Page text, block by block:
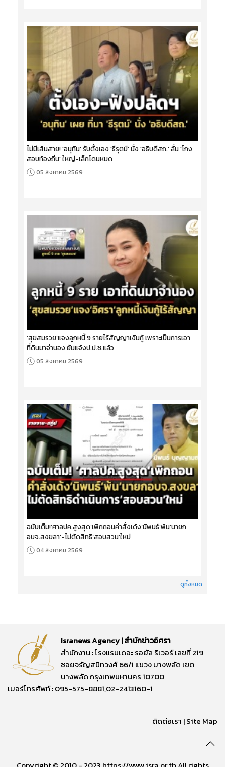
ไม่มีเส้นสาย! 'อนุทิน' รับตั้งเอง 'ธีรุตม์' นั่ง 'อธิบดีสถ.' ลั่น 'โกง
สอบท้องถิ่น' ใหญ่-เล็กโดนหมด
05 สิงหาคม 2569
‘สุขสมรวย’แจงลูกหนี้ 9 รายไร้สัญญาเงินกู้ เพราะเป็นการเอา
ที่ดินมาจำนอง ยันแจ้งป.ป.ช.แล้ว
05 สิงหาคม 2569
ฉบับเต็ม!‘ศาลปค.สูงสุด’เพิกถอนคำสั่งเด้ง‘นิพนธ์’พ้น‘นายก
อบจ.สงขลา’-ไม่ตัดสิทธิ‘สอบสวน’ใหม่
04 สิงหาคม 2569
ดูทั้งหมด
Isranews Agency | สำนักข่าวอิศรา
สำนักงาน : โรงแรมเดอะ รอยัล ริเวอร์ เลขที่ 219
ซอยจรัญสนิทวงศ์ 66/1 แขวง บางพลัด เขต
บางพลัด กรุงเทพมหานคร 10700
เบอร์โทรศัพท์ : 095-575-8881,02-2413160-1
ติดต่อเรา |Site Map